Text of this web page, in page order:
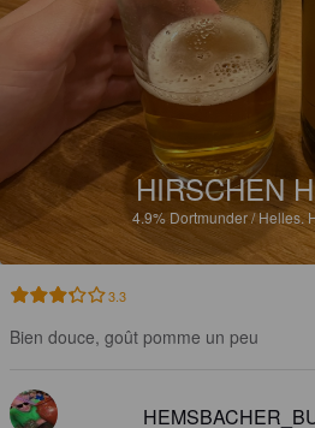
HIRSCHEN
4.9% Dortmunder / Helles.
3.3
Bien douce, goût pomme un peu